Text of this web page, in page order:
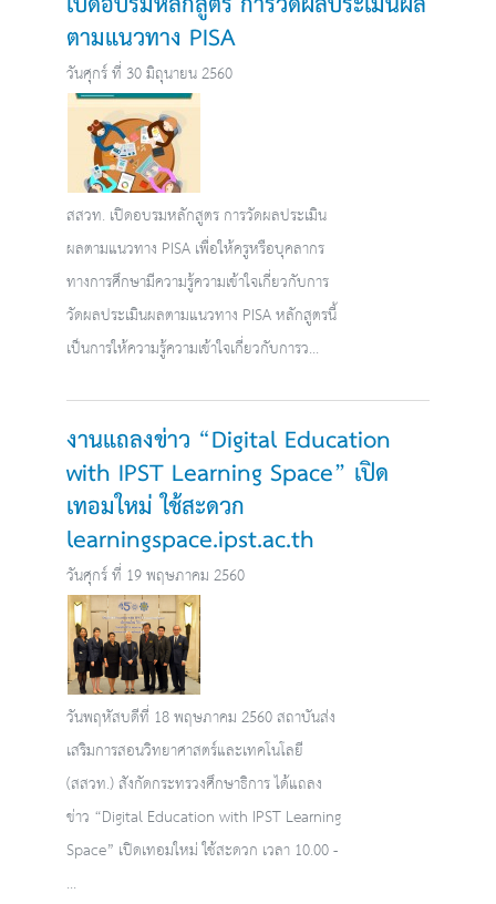
ตามแนวทาง PISA
วันศุกร์ ที่ 30 มิถุนายน 2560
สสวท. เปิดอบรมหลักสูตร การวัดผลประเมิน
ผลตามแนวทาง PISA เพื่อให้ครูหรือบุคลากร
ทางการศึกษามีความรู้ความเข้าใจเกี่ยวกับการ
วัดผลประเมินผลตามแนวทาง PISA หลักสูตรนี้
เป็นการให้ความรู้ความเข้าใจเกี่ยวกับการว...
งานแถลงข่าว “Digital Education
with IPST Learning Space” เปิด
เทอมใหม่ ใช้สะดวก
learningspace.ipst.ac.th
วันศุกร์ ที่ 19 พฤษภาคม 2560
วันพฤหัสบดีที่ 18 พฤษภาคม 2560 สถาบันส่ง
เสริมการสอนวิทยาศาสตร์และเทคโนโลยี
(สสวท.) สังกัดกระทรวงศึกษาธิการ ได้แถลง
ข่าว “Digital Education with IPST Learning
Space” เปิดเทอมใหม่ ใช้สะดวก เวลา 10.00 -
...